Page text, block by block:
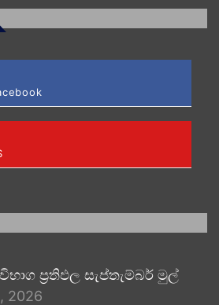
ප්‍රතිඵල සැප්තැම්බර් මුල්
2026